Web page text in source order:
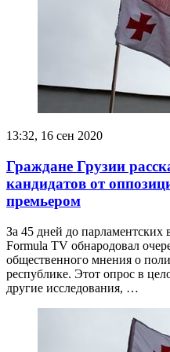
13:32, 16 сен 2020
Граждане Грузии
кандидатов от
премьером
За 45 дней до парламентских
Formula TV обнародовал
общественного мнения о
республике. Этот опрос в
другие исследования, …